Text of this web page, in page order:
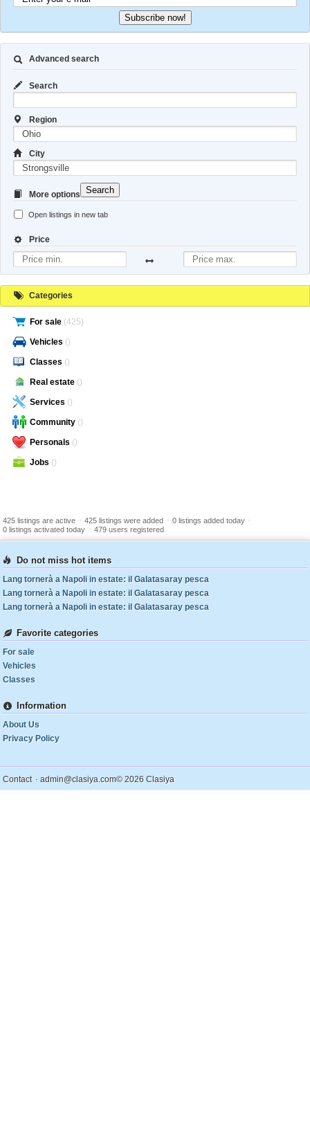
Subscribe now!
Advanced search
Search
Region
City
More options
Open listings in new tab
Price
Search
Categories
For sale (425)
Vehicles ()
Classes ()
Real estate ()
Services ()
Community ()
Personals ()
Jobs ()
425 listings are active - 425 listings were added - 0 listings added today -
0 listings activated today - 479 users registered
Do not miss hot items
Lang tornerà a Napoli in estate: il Galatasaray pesca
Lang tornerà a Napoli in estate: il Galatasaray pesca
Lang tornerà a Napoli in estate: il Galatasaray pesca
Favorite categories
For sale
Vehicles
Classes
Information
About Us
Privacy Policy
Contact . admin@clasiya.com© 2026 Clasiya